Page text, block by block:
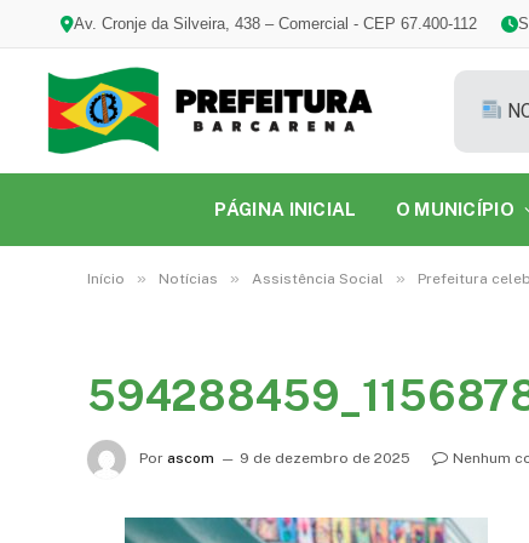
Av. Cronje da Silveira, 438 – Comercial - CEP 67.400-112
PÁGINA INICIAL O MUNICÍPIO
Início » Notícias » Assistência Social » Prefeitura
Por ascom 9 de dezembro de 2025 Nenhum